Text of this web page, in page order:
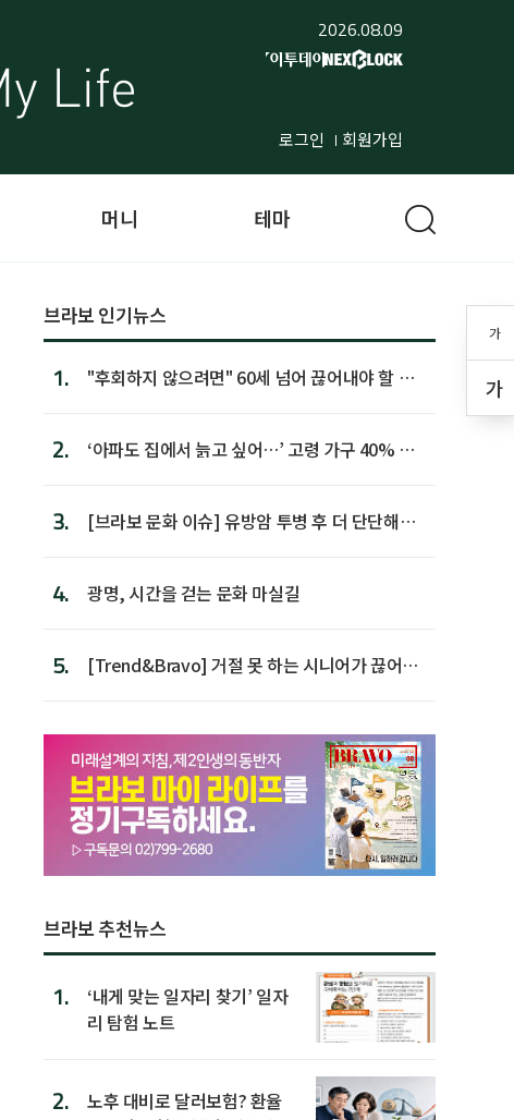
2026.08.09
로그인 회원가입
가
가
머니 테마
브라보 인기뉴스
1.
"후회하지 않으려면" 60세 넘어 끊어내야 할 사
2.
‘아파도 집에서 늙고 싶어…’ 고령 가구 40% 노
3.
[브라보 문화 이슈] 유방암 투병 후 더 단단해진
4. 광명, 시간을 걷는 문화 마실길
5.
[Trend&Bravo] 거절 못 하는 시니어가 끊어야
브라보 추천뉴스
1.
‘내게 맞는 일자리 찾기’ 일자
리 탐험 노트
2.
노후 대비로 달러보험? 환율